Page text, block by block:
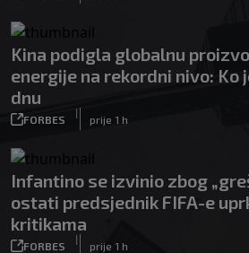
Kina podigla globalnu
energije na rekordni nivo: Ko
dnu
FORBES
|
prije 1 h
Infantino se izvinio zbog
ostati predsjednik FIFA-e
kritikama
FORBES
|
prije 1 h